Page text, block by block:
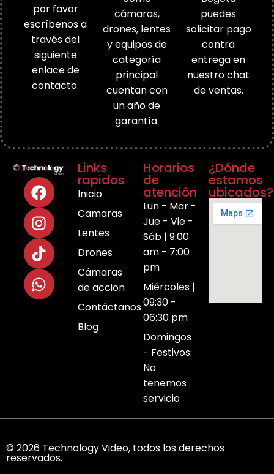
por favor
escríbenos a
través del
siguiente
enlace de
contacto.
cámaras,
drones, lentes
y equipos de
categoría
principal
cuentan con
un año de
garantía.
puedes
solicitar pago
contra
entrega en
nuestro chat
de ventas.
Links
rapidos
Inicio
Camaras
Lentes
Drones
Cámaras
de accion
Contáctanos
Blog
Horarios
de
atención
Lun - Mar -
Jue - Vie -
Sáb | 9:00
am - 7:00
pm
Miércoles |
09:30 -
06:30 pm
Domingos
- Festivos:
No
tenemos
servicio
¿Dónde
estamos
ubicados?
© 2026 Technology Video, todos los derechos
reservados.